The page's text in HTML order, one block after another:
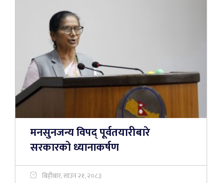
मनसुनजन्य विपद् पूर्वतयारीबारे
सरकारको ध्यानाकर्षण
बिहीबार, साउन २१, २०८३